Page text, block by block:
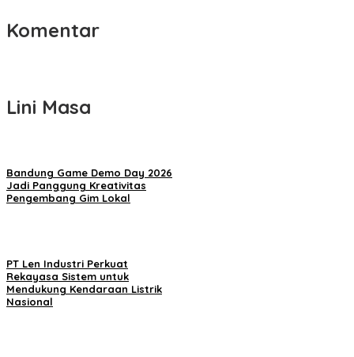
Komentar
Lini Masa
Bandung Game Demo Day 2026
Jadi Panggung Kreativitas
Pengembang Gim Lokal
PT Len Industri Perkuat
Rekayasa Sistem untuk
Mendukung Kendaraan Listrik
Nasional